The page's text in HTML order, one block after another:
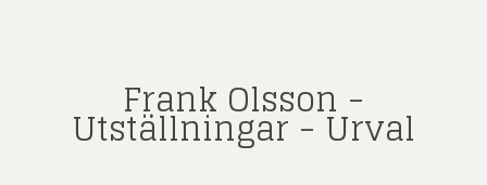
Frank Olsson -
Utställningar - Urval